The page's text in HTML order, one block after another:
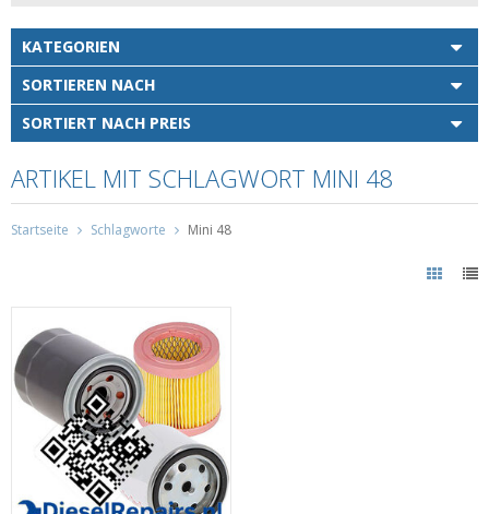
KATEGORIEN
SORTIEREN NACH
SORTIERT NACH PREIS
ARTIKEL MIT SCHLAGWORT MINI 48
Startseite Schlagworte Mini 48